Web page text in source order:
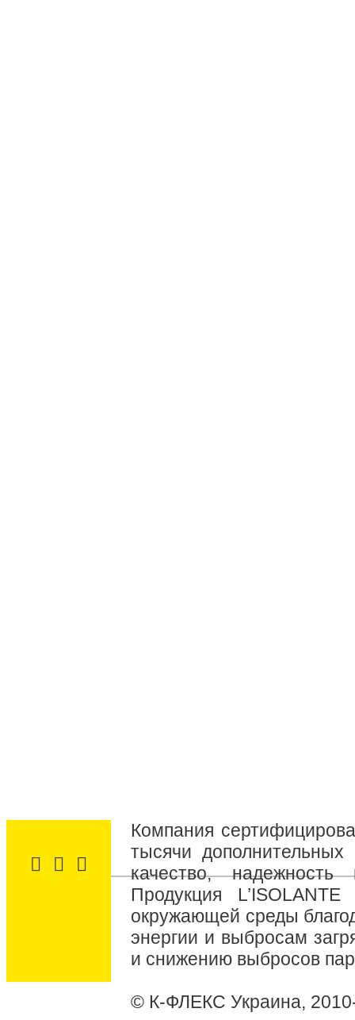
Компания
тысячи
качество,
Продукция
окружающей среды
энергии и выбросам
и снижению выбросов
© К-ФЛЕКС Украина,